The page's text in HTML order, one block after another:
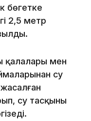
бөгетке
2,5 метр
қалалары мен
су
су тасқыны